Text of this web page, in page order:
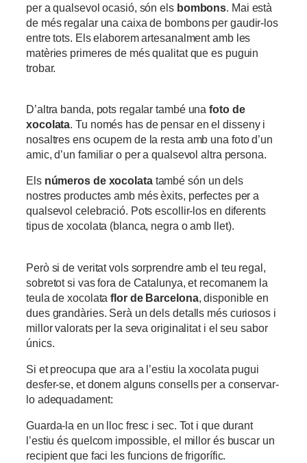
per a qualsevol ocasió, són els bombons. Mai està
de més regalar una caixa de bombons per gaudir-los
entre tots. Els elaborem artesanalment amb les
matèries primeres de més qualitat que es puguin
trobar.
D’altra banda, pots regalar també unafoto de
xocolata. Tu només has de pensar en el disseny i
nosaltres ens ocupem de la resta amb una foto d’un
amic, d’un familiar o per a qualsevol altra persona.
Els números de xocolatatambé són un dels
nostres productes amb més èxits, perfectes per a
qualsevol celebració. Pots escollir-los en diferents
tipus de xocolata (blanca, negra o amb llet).
Però si de veritat vols sorprendre amb el teu regal,
sobretot si vas fora de Catalunya, et recomanem la
teula de xocolataflor de Barcelona , disponible en
dues grandàries. Serà un dels detalls més curiosos i
millor valorats per la seva originalitat i el seu sabor
únics.
Si et preocupa que ara a l’estiu la xocolata pugui
desfer-se, et donem alguns consells per a conservar-
lo adequadament:
Guarda-la en un lloc fresc i sec. Tot i que durant
l’estiu és quelcom impossible, el millor és buscar un
recipient que faci les funcions de frigorífic.